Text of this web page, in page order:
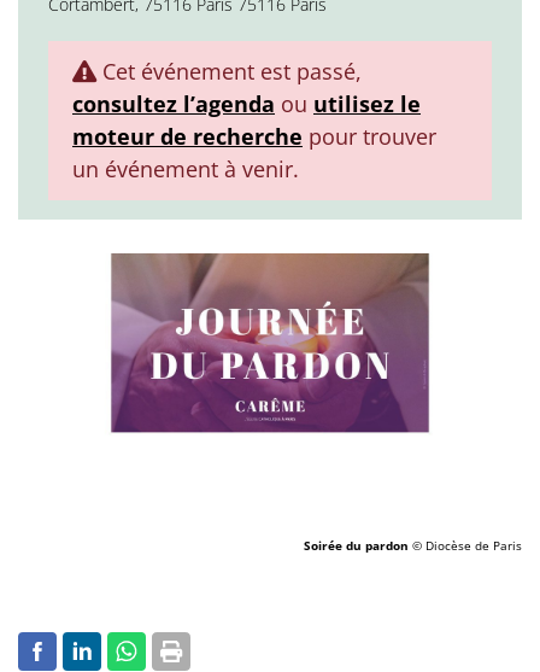
Cet événement est passé,
consultez l’agenda ou utilisez le
moteur de recherche pour trouver
un événement à venir.
Soirée du pardon © Diocèse de Paris